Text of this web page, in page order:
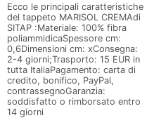
Ecco le principali caratteristiche
del tappeto MARISOL CREMAdi
SITAP :Materiale: 100% fibra
poliammidicaSpessore cm:
0,6Dimensioni cm: xConsegna:
2-4 giorni;Trasporto: 15 EUR in
tutta ItaliaPagamento: carta di
credito, bonifico, PayPal,
contrassegnoGaranzia:
soddisfatto o rimborsato entro
14 giorni